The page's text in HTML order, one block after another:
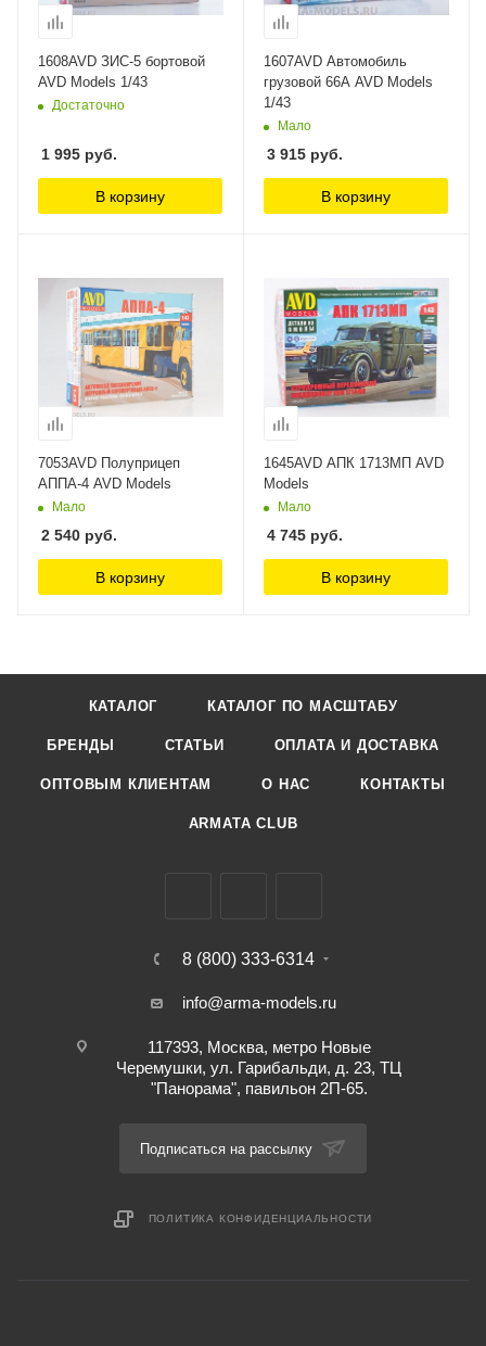
1608AVD ЗИС-5 бортовой
AVD Models 1/43
Достаточно
1 995 руб.
В корзину
1607AVD Автомобиль
грузовой 66А AVD Models
1/43
Мало
3 915 руб.
В корзину
7053AVD Полуприцеп
АППА-4 AVD Models
Мало
2 540 руб.
В корзину
1645AVD АПК 1713МП AVD
Models
Мало
4 745 руб.
В корзину
КАТАЛОГ КАТАЛОГ ПО МАСШТАБУ
БРЕНДЫ СТАТЬИ ОПЛАТА И ДОСТАВКА
ОПТОВЫМ КЛИЕНТАМ О НАС КОНТАКТЫ
ARMATA CLUB
8 (800) 333-6314
info@arma-models.ru
117393, Москва, метро Новые
Черемушки, ул. Гарибальди, д. 23, ТЦ
"Панорама", павильон 2П-65.
Подписаться на рассылку
ПОЛИТИКА КОНФИДЕНЦИАЛЬНОСТИ